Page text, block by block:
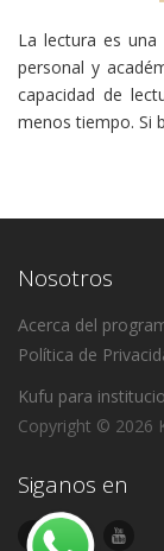
La lectura es
personal y
capacidad de
menos tiempo. Si
Nosotros
Acerca del
Política de
Kufu para
Copyright © 2026
Siganos en